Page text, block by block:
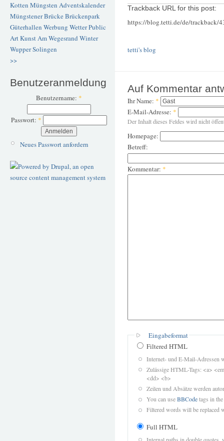
Kotten Müngsten Adventskalender
Müngstener BrückeBrückenpark
Güterhallen Werbung WetterPublic
ArtKunstAm Wegesrand Winter
WupperSolingen
>>
Benutzeranmeldung
Benutzername: *
Passwort: *
Neues Passwort anfordern
Trackback URL for this post:
https://blog.tetti.de/de/trackback/
tetti's blog
Auf Kommentar
Ihr Name: *
E-Mail-Adresse: *
Der Inhalt dieses Feldes wird nicht
Homepage:
Betreff:
Kommentar: *
Eingabeformat
Filtered HTML
Internet- und E-Mail-Adressen
Zulässige HTML-Tags: <a>
<dd> <b>
Zeilen und Absätze werden
You can useBBCodetags in
Filtered words will be replaced
Full HTML
Internal paths in double quotes,